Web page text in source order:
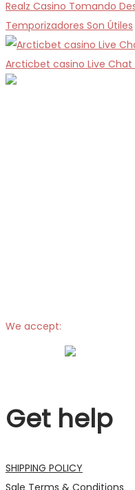
Realz Casino Tomando
Temporizadores Son Útiles
Arcticbet casino Live Chat
We accept:
Get help
SHIPPING POLICY
Sale Terms & Conditions